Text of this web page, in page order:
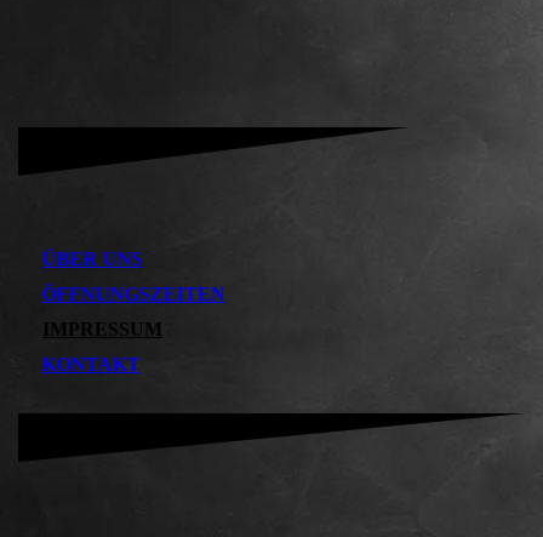
ÜBER UNS
ÖFFNUNGSZEITEN
IMPRESSUM
KONTAKT